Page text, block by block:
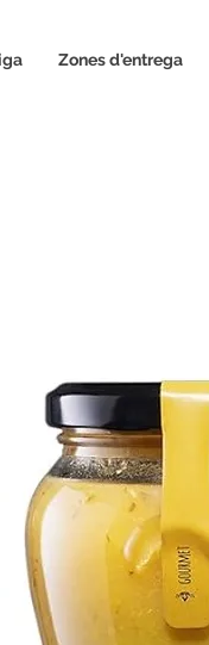
Zones d'entrega